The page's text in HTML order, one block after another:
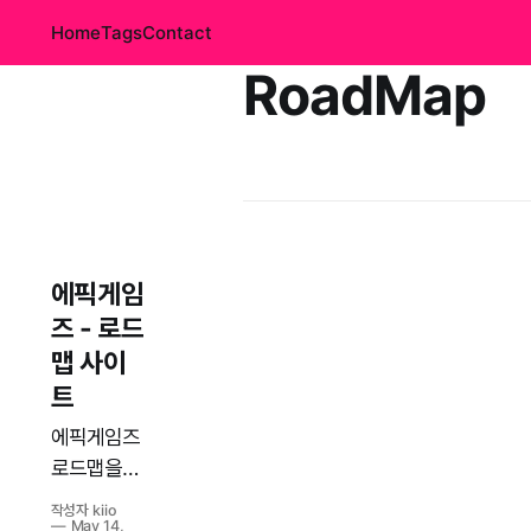
HomeTagsContact
RoadMap
에픽게임
즈 - 로드
맵 사이
트
에픽게임즈
로드맵을
언리얼 엔
작성자 kiio
May 14,